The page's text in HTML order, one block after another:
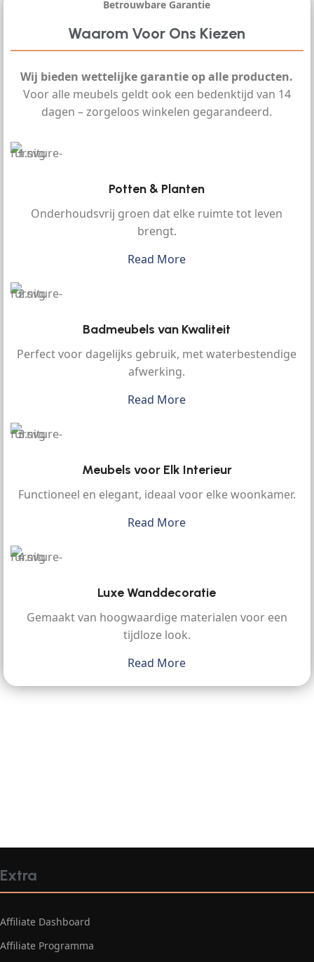
Betrouwbare Garantie
Waarom Voor Ons Kiezen
Wij bieden wettelijke garantie op alle producten.
Voor alle meubels geldt ook een bedenktijd van 14
dagen – zorgeloos winkelen gegarandeerd.
Potten & Planten
Onderhoudsvrij groen dat elke ruimte tot leven
brengt.
Read More
Badmeubels van Kwaliteit
Perfect voor dagelijks gebruik, met waterbestendige
afwerking.
Read More
Meubels voor Elk Interieur
Functioneel en elegant, ideaal voor elke woonkamer.
Read More
Luxe Wanddecoratie
Gemaakt van hoogwaardige materialen voor een
tijdloze look.
Read More
Extra
Affiliate Dashboard
Affiliate Programma